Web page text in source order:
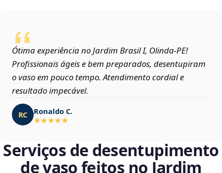
Ótima experiência no Jardim Brasil I, Olinda‑PE!
Profissionais ágeis e bem preparados, desentupiram
o vaso em pouco tempo. Atendimento cordial e
resultado impecável.
RC Ronaldo C.
Serviços de desentupimento
de vaso feitos no Jardim